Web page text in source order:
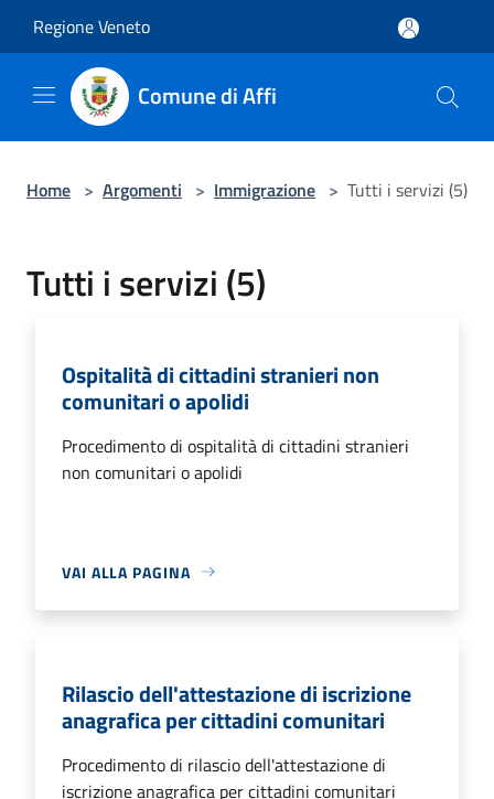
Regione Veneto
Comune di Affi
Home > Argomenti > Immigrazione > Tutti i servizi (5)
Tutti i servizi (5)
Ospitalità di cittadini stranieri non
comunitari o apolidi
Procedimento di ospitalità di cittadini stranieri
non comunitari o apolidi
VAI ALLA PAGINA
Rilascio dell'attestazione di iscrizione
anagrafica per cittadini comunitari
Procedimento di rilascio dell'attestazione di
iscrizione anagrafica per cittadini comunitari